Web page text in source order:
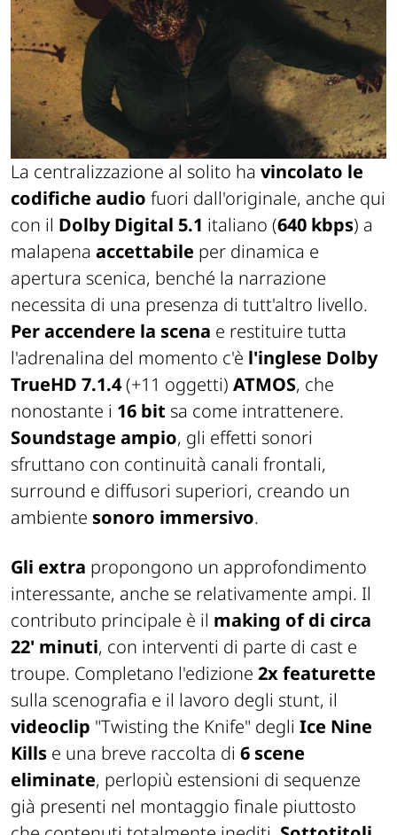
La centralizzazione al solito ha vincolato le
codifiche audio fuori dall'originale, anche qui
con il Dolby Digital 5.1 italiano (640 kbps) a
malapena accettabile per dinamica e
apertura scenica, benché la narrazione
necessita di una presenza di tutt'altro livello.
Per accendere la scena e restituire tutta
l'adrenalina del momento c'è l'inglese Dolby
TrueHD 7.1.4(+11 oggetti) ATMOS, che
nonostante i 16 bit sa come intrattenere.
Soundstage ampio, gli effetti sonori
sfruttano con continuità canali frontali,
surround e diffusori superiori, creando un
ambiente sonoro immersivo.
Gli extra propongono un approfondimento
interessante, anche se relativamente ampi. Il
contributo principale è il making of di circa
22' minuti, con interventi di parte di cast e
troupe. Completano l'edizione 2x featurette
sulla scenografia e il lavoro degli stunt, il
videoclip "Twisting the Knife" degli Ice Nine
Kills e una breve raccolta di 6 scene
eliminate, perlopiù estensioni di sequenze
già presenti nel montaggio finale piuttosto